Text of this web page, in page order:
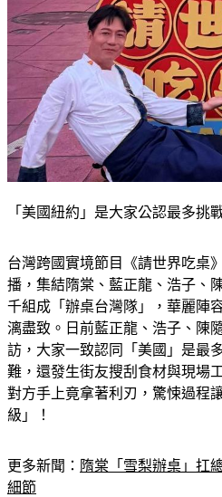
台灣跨國實境節目《請世界吃桌
播，集結隋棠、藍正龍、浩子、
千組成「辦桌台灣隊」，華麗陣
漓盡致。日前藍正龍、浩子、陳
訪，大家一致認同「美國」是最
難，還發生街友搜刮食材與現場
對方手上竟拿著利刃，驚悚過程
更多新聞：